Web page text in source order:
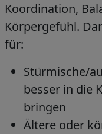
Koordination,
Körpergefühl.
für:
Stürmische/
besser in die
bringen
Ältere oder